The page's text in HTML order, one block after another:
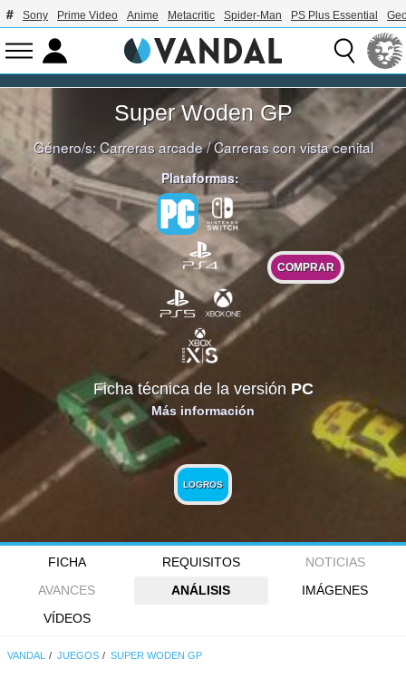
Sony Prime Video Anime Metacritic Spider-Man PS Plus Essential
Super Woden GP
Género/s:Carreras arcade/Carreras con vista cenital
Plataformas:
COMPRAR
Ficha técnica de la versión PC
Más información
LOGROS
FICHA REQUISITOS
NOTICIAS
AVANCES
ANÁLISIS
IMÁGENES
VÍDEOS
VANDAL JUEGOS SUPER WODEN GP